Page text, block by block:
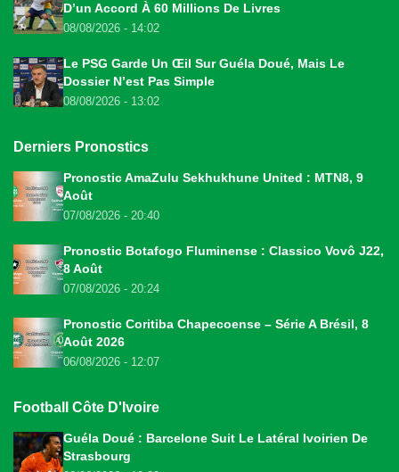
D’un Accord À 60 Millions De Livres
08/08/2026 - 14:02
Le PSG Garde Un Œil Sur Guéla Doué, Mais Le
Dossier N’est Pas Simple
08/08/2026 - 13:02
Derniers Pronostics
Pronostic AmaZulu Sekhukhune United : MTN8, 9
Août
07/08/2026 - 20:40
Pronostic Botafogo Fluminense : Classico Vovô J22,
8 Août
07/08/2026 - 20:24
Pronostic Coritiba Chapecoense – Série A Brésil, 8
Août 2026
06/08/2026 - 12:07
Football Côte D'Ivoire
Guéla Doué : Barcelone Suit Le Latéral Ivoirien De
Strasbourg